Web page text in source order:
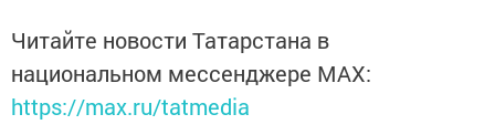
Читайте новости Татарстана в
национальном мессенджере MАХ:
https://max.ru/tatmedia